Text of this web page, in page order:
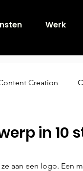
Werk
Creation
in 10
aan een logo. Een